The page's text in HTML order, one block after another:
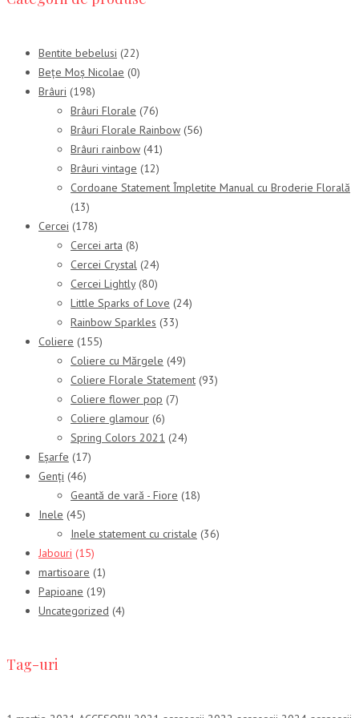
Bentite bebelusi (22)
Bețe Moș Nicolae (0)
Brâuri (198)
Brâuri Florale (76)
Brâuri Florale Rainbow (56)
Brâuri rainbow (41)
Brâuri vintage (12)
Cordoane Statement Împletite Manual cu Broderie Florală
(13)
Cercei (178)
Cercei arta (8)
Cercei Crystal (24)
Cercei Lightly (80)
Little Sparks of Love (24)
Rainbow Sparkles (33)
Coliere (155)
Coliere cu Mărgele (49)
Coliere Florale Statement (93)
Coliere flower pop (7)
Coliere glamour (6)
Spring Colors 2021 (24)
Eșarfe (17)
Genți (46)
Geantă de vară - Fiore (18)
Inele (45)
Inele statement cu cristale (36)
Jabouri (15)
martisoare (1)
Papioane (19)
Uncategorized (4)
Tag-uri